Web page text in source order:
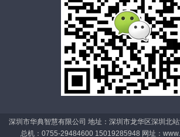
深圳市华典智慧有限公司 地址：深圳市龙华区深圳北
总机：0755-29484600 15019285948 网址：